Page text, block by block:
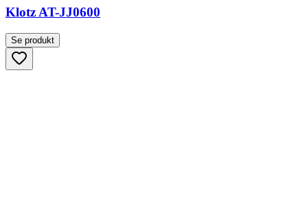
Klotz AT-JJ0600
Se produkt